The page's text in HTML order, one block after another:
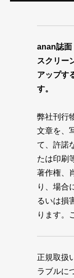
anan誌面
スクリー
アップす
す。
弊社刊行
文章を、
て、許諾
たは印刷
著作権、
り、場合
るいは損
ります。
正規取扱
ラブルに